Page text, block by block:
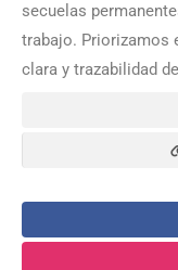
secuelas
trabajo. Priorizamos
clara y trazabilidad